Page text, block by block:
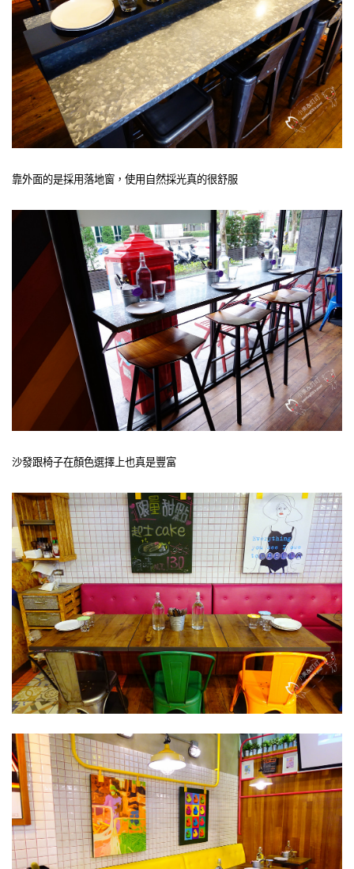
靠外面的是採用落地窗，使用自然採光真的很舒服
沙發跟椅子在顏色選擇上也真是豐富